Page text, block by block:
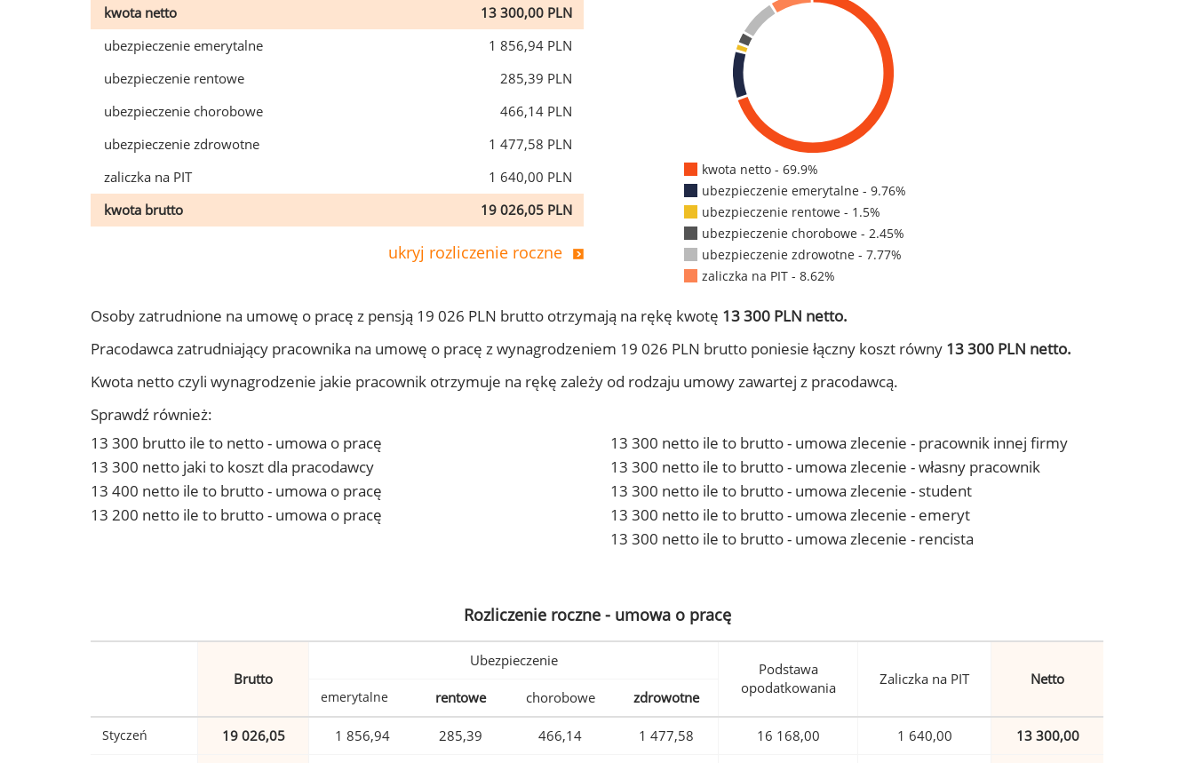
kwota netto
13 300,00 PLN
ubezpieczenie emerytalne
1 856,94 PLN
ubezpieczenie rentowe
285,39 PLN
ubezpieczenie chorobowe
466,14 PLN
ubezpieczenie zdrowotne
1 477,58 PLN
zaliczka na PIT
1 640,00 PLN
kwota brutto
19 026,05 PLN
ukryj rozliczenie roczne
kwota netto - 69.9%
ubezpieczenie emerytalne - 9.76%
ubezpieczenie rentowe - 1.5%
ubezpieczenie chorobowe - 2.45%
ubezpieczenie zdrowotne - 7.77%
zaliczka na PIT - 8.62%
Osoby zatrudnione na umowę o pracę z pensją 19 026 PLN brutto otrzymają na rękę kwotę 13 300 PLN netto.
Pracodawca zatrudniający pracownika na umowę o pracę z wynagrodzeniem 19 026 PLN brutto poniesie łączny koszt równy 13 300 PLN netto.
Kwota netto czyli wynagrodzenie jakie pracownik otrzymuje na rękę zależy od rodzaju umowy zawartej z pracodawcą.
Sprawdź również:
13 300 brutto ile to netto - umowa o pracę
13 300 netto jaki to koszt dla pracodawcy
13 400 netto ile to brutto - umowa o pracę
13 200 netto ile to brutto - umowa o pracę
13 300 netto ile to brutto - umowa zlecenie - pracownik innej firmy
13 300 netto ile to brutto - umowa zlecenie - własny pracownik
13 300 netto ile to brutto - umowa zlecenie - student
13 300 netto ile to brutto - umowa zlecenie - emeryt
13 300 netto ile to brutto - umowa zlecenie - rencista
Rozliczenie roczne - umowa o pracę
Brutto
Ubezpieczenie
Podstawa
opodatkowania
Zaliczka na PIT Netto
emerytalne rentowe chorobowe zdrowotne
Styczeń 19 026,05 1 856,94 285,39 466,14 1 477,58 16 168,00 1 640,00 13 300,00